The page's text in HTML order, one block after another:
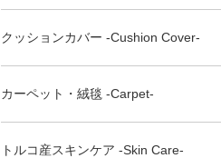
クッションカバー -Cushion Cover-
カーペット・絨毯 -Carpet-
トルコ産スキンケア -Skin Care-